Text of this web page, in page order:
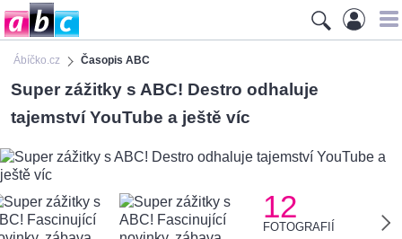
Ábíčko.cz Časopis ABC
Super zážitky s ABC! Destro odhaluje
tajemství YouTube a ještě víc
12
FOTOGRAFIÍ